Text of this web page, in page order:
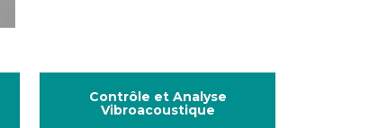
Contrôle et Analyse
Vibroacoustique